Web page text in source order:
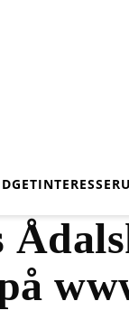
INTERESSER